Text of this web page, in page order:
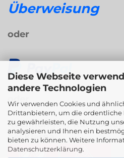
Diese Webseite
andere Technologien
Wir verwenden Cookies und
Drittanbietern, um die ordentliche
zu gewährleisten, die Nutzung
analysieren und Ihnen ein
bieten zu können. Weitere
Datenschutzerklärung.
Überweisung
oder
oder
Rechnungs- / Ratenkauf
bei Klarna